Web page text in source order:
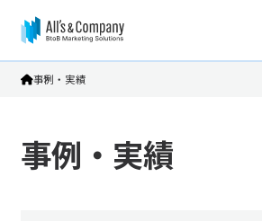
事例・実績
事例・実績